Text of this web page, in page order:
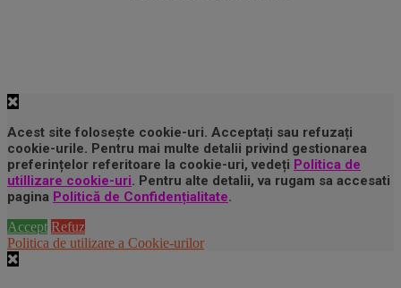
Acest site folosește cookie-uri. Acceptați sau refuzați
cookie-urile. Pentru mai multe detalii privind gestionarea
preferințelor referitoare la cookie-uri, vedeți Politica de
utillizare cookie-uri. Pentru alte detalii, va rugam sa accesati
pagina Politică de Confidențialitate.
Accept Refuz
Politica de utilizare a Cookie-urilor